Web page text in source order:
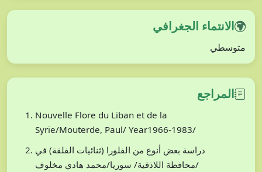
الانتماء الجغرافي
متوسطي
المراجع
Nouvelle Flore du Liban et de la
Syrie/Mouterde, Paul/ Year1966-1983/
دراسة بعض أنوع من الفلورا (ثنائيات الفلقة) في
محافظة اللاذقية/ سوريا/محمد هادي مخلوف/